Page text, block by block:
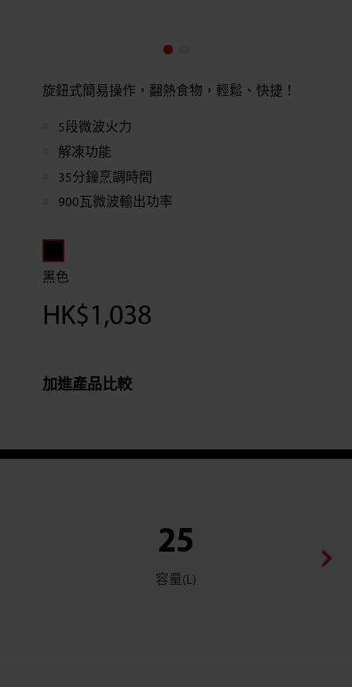
旋鈕式簡易操作，翻熱食物，輕鬆、快捷！
5段微波火力
解凍功能
35分鐘烹調時間
900瓦微波輸出功率
黑色
HK$1,038
加進產品比較
25
容量(L)